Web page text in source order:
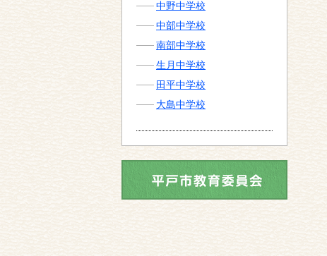
中野中学校
中部中学校
南部中学校
生月中学校
田平中学校
大島中学校